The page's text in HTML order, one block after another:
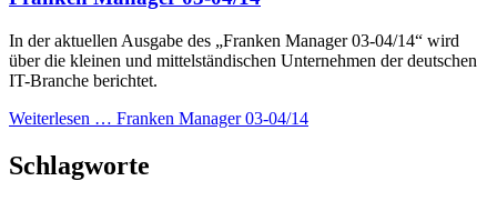
In der aktuellen Ausgabe des „Franken Manager 03-04/14“ wird
über die kleinen und mittelständischen Unternehmen der deutschen
IT-Branche berichtet.
Weiterlesen … Franken Manager 03-04/14
Schlagworte